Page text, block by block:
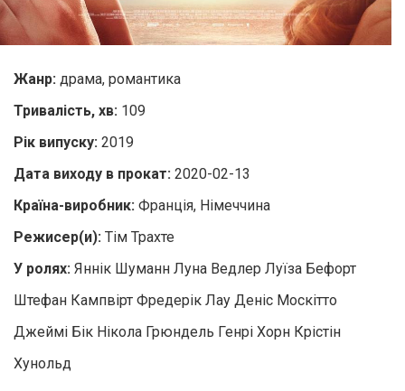
Жанр: драма, романтика
Тривалість, хв: 109
Рік випуску: 2019
Дата виходу в прокат: 2020-02-13
Країна-виробник: Франція, Німеччина
Режисер(и): Тім Трахте
У ролях: Яннік Шуманн Луна Ведлер Луїза Бефорт
Штефан Кампвірт Фредерік Лау Деніс Москітто
Джеймі Бік Нікола Грюндель Генрі Хорн Крістін
Хунольд